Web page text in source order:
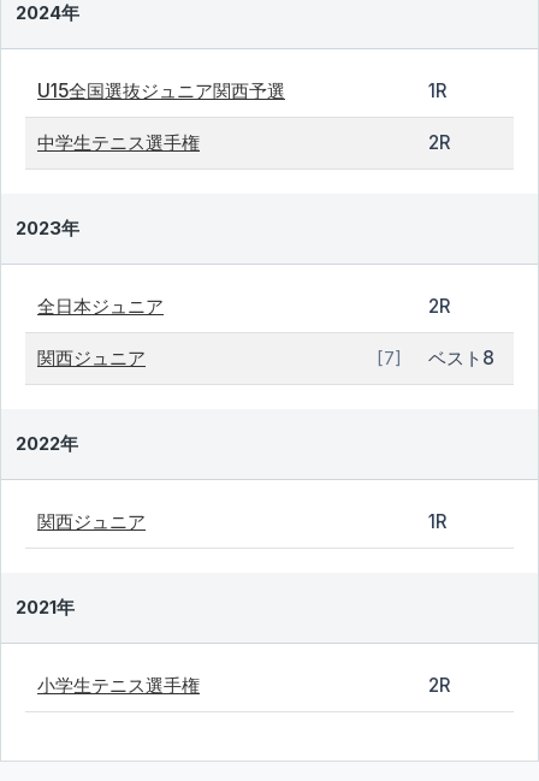
2024年
U15全国選抜ジュニア関西予選 1R
中学生テニス選手権 2R
2023年
全日本ジュニア 2R
関西ジュニア [7] ベスト8
2022年
関西ジュニア 1R
2021年
小学生テニス選手権 2R